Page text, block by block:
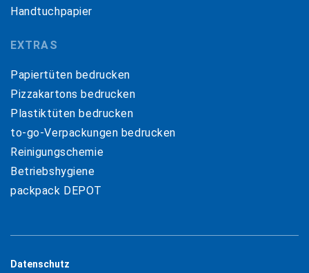
Handtuchpapier
EXTRAS
Papiertüten bedrucken
Pizzakartons bedrucken
Plastiktüten bedrucken
to-go-Verpackungen bedrucken
Reinigungschemie
Betriebshygiene
packpack DEPOT
Datenschutz